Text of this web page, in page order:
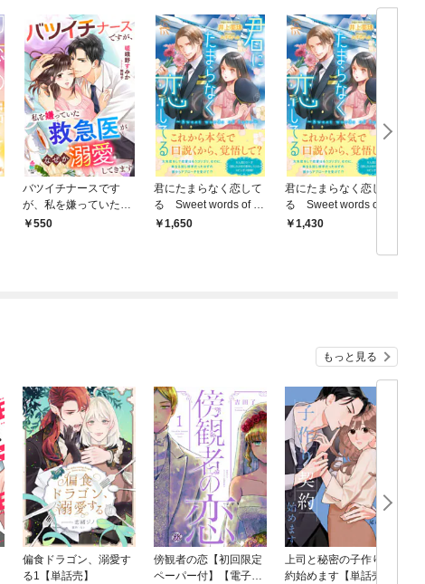
バツイチナースです
が、私を嫌っていた救
急医がなぜか溺愛して
550
君にたまらなく恋して
る Sweet words of lo
ve【イラスト付】【電
1,650
君にたまらなく恋して
る Sweet words of lo
ve【イラスト付】
1,430
もっと見る
偏食ドラゴン、溺愛す
る1【単話売】
傍観者の恋【初回限定
ペーパー付】【電子限
上司と秘密の子作り契
約始めます【単話売】